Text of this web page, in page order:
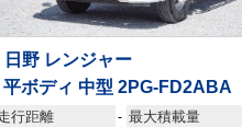
日野 レンジャー
平ボディ 中型 2PG-FD2ABA
行距離 - 最大積載量